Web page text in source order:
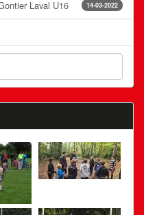
14-03-2022
Laval U16